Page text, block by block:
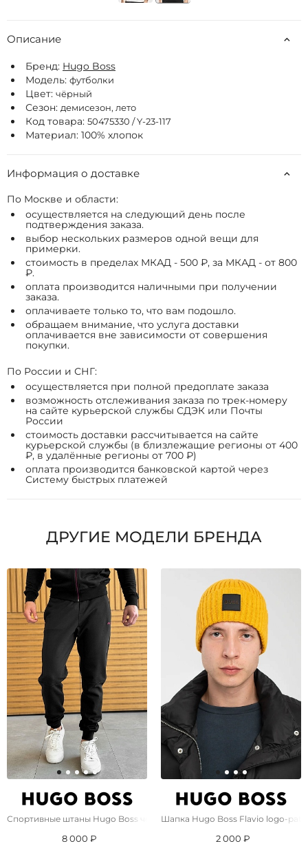
Описание
Бренд: Hugo Boss
Модель: футболки
Цвет: чёрный
Сезон: демисезон, лето
Код товара: 50475330 / Y-23-117
Материал: 100% хлопок
Информация о доставке
По Москве и области:
осуществляется на следующий день после
подтверждения заказа.
выбор нескольких размеров одной вещи для
примерки.
стоимость в пределах МКАД - 500 ₽, за МКАД - от 800
₽.
оплата производится наличными при получении
заказа.
оплачиваете только то, что вам подошло.
обращаем внимание, что услуга доставки
оплачивается вне зависимости от совершения
покупки.
По России и СНГ:
осуществляется при полной предоплате заказа
возможность отслеживания заказа по трек-номеру
на сайте курьерской службы СДЭК или Почты
России
стоимость доставки рассчитывается на сайте
курьерской службы (в близлежащие регионы от 400
₽, в удалённые регионы от 700 ₽)
оплата производится банковской картой через
Систему быстрых платежей
ДРУГИЕ МОДЕЛИ БРЕНДА
Спортивные штаны Hugo Boss чёрного цвета
8 000 ₽
Шапка Hugo Boss Flavio logo-
2 000 ₽